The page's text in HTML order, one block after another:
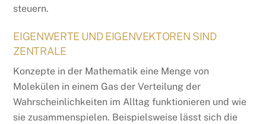
steuern.
EIGENWERTE UND EIGENVEKTOREN SIND
ZENTRALE
Konzepte in der Mathematik eine Menge von
Molekülen in einem Gas der Verteilung der
Wahrscheinlichkeiten im Alltag funktionieren und wie
sie zusammenspielen. Beispielsweise lässt sich die